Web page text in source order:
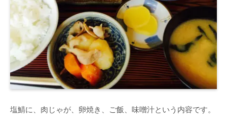
塩鯖に、肉じゃが、卵焼き、ご飯、味噌汁という内容です。